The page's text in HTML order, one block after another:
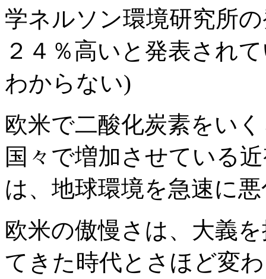
学ネルソン環境研究所
２４％高いと発表され
わからない)
欧米で二酸化炭素をい
国々で増加させている
は、地球環境を急速に
欧米の傲慢さは、大義
てきた時代とさほど変